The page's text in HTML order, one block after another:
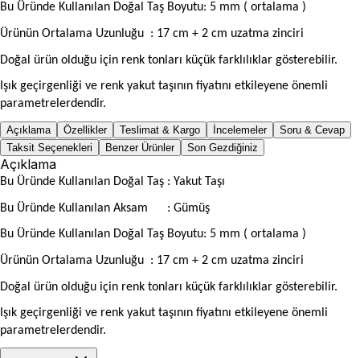
Bu Üründe Kullanılan Doğal Taş Boyutu: 5 mm ( ortalama )
Ürünün Ortalama Uzunluğu : 17 cm + 2 cm uzatma zinciri
Doğal ürün olduğu için renk tonları küçük farklılıklar gösterebilir.
Işık geçirgenliği ve renk yakut taşının fiyatını etkileyene önemli
parametrelerdendir.
Açıklama Özellikler Teslimat & Kargo İncelemeler
Soru & Cevap
Taksit Seçenekleri
Benzer Ürünler Son Gezdiğiniz
Açıklama
Bu Üründe Kullanılan Doğal Taş : Yakut Taşı
Bu Üründe Kullanılan Aksam : Gümüş
Bu Üründe Kullanılan Doğal Taş Boyutu: 5 mm ( ortalama )
Ürünün Ortalama Uzunluğu : 17 cm + 2 cm uzatma zinciri
Doğal ürün olduğu için renk tonları küçük farklılıklar gösterebilir.
Işık geçirgenliği ve renk yakut taşının fiyatını etkileyene önemli
parametrelerdendir.